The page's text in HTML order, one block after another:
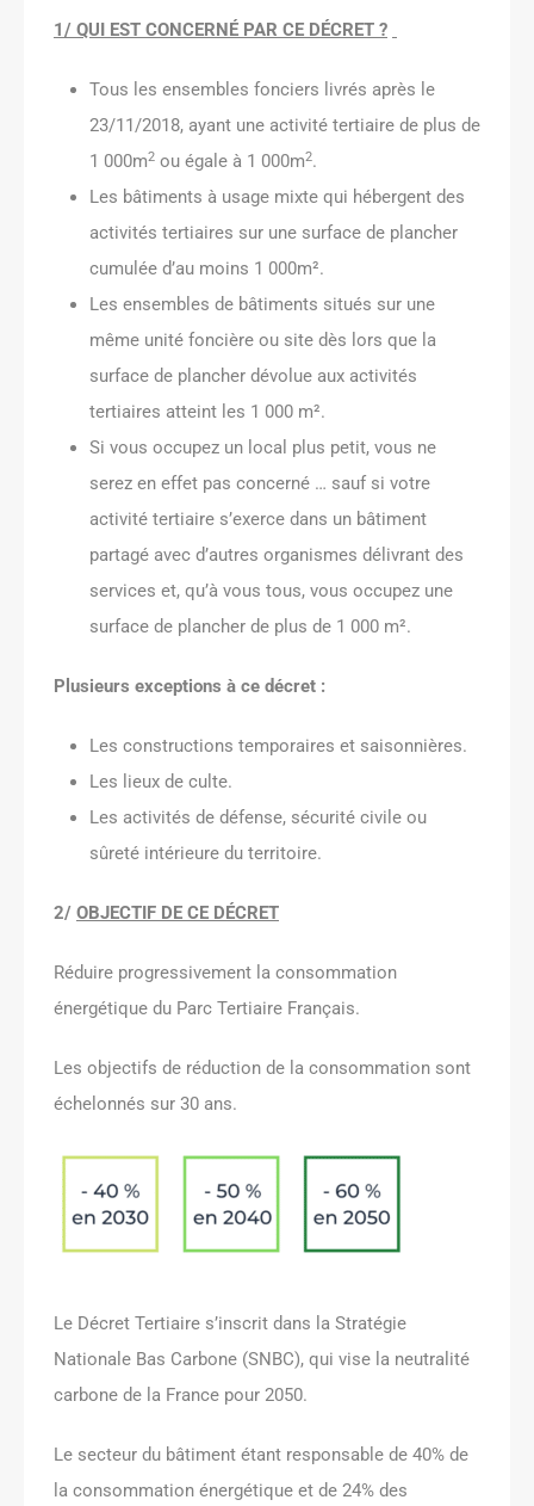
1/ QUI EST CONCERNÉ PAR CE DÉCRET ?
Tous les ensembles fonciers livrés après le
23/11/2018, ayant une activité tertiaire de plus de
1 000m2 ou égale à 1 000m2.
Les bâtiments à usage mixte qui hébergent des
activités tertiaires sur une surface de plancher
cumulée d’au moins 1 000m².
Les ensembles de bâtiments situés sur une
même unité foncière ou site dès lors que la
surface de plancher dévolue aux activités
tertiaires atteint les 1 000 m².
Si vous occupez un local plus petit, vous ne
serez en effet pas concerné … sauf si votre
activité tertiaire s’exerce dans un bâtiment
partagé avec d’autres organismes délivrant des
services et, qu’à vous tous, vous occupez une
surface de plancher de plus de 1 000 m².
Plusieurs exceptions à ce décret :
Les constructions temporaires et saisonnières.
Les lieux de culte.
Les activités de défense, sécurité civile ou
sûreté intérieure du territoire.
2/ OBJECTIF DE CE DÉCRET
Réduire progressivement la consommation
énergétique du Parc Tertiaire Français.
Les objectifs de réduction de la consommation sont
échelonnés sur 30 ans.
Le Décret Tertiaire s’inscrit dans la Stratégie
Nationale Bas Carbone (SNBC), qui vise la neutralité
carbone de la France pour 2050.
Le secteur du bâtiment étant responsable de 40% de
la consommation énergétique et de 24% des